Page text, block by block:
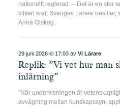
nationellt reglerad. – Det är en stor
vilken kraft Sveriges Lärare besitter,
Anna Olskog.
29 juni 2026 kl 17:03 av Vi Lärare
Replik: ”Vi vet hur man
inlärning”
”När undervisningen är
avvägning mellan kunskapssyn,